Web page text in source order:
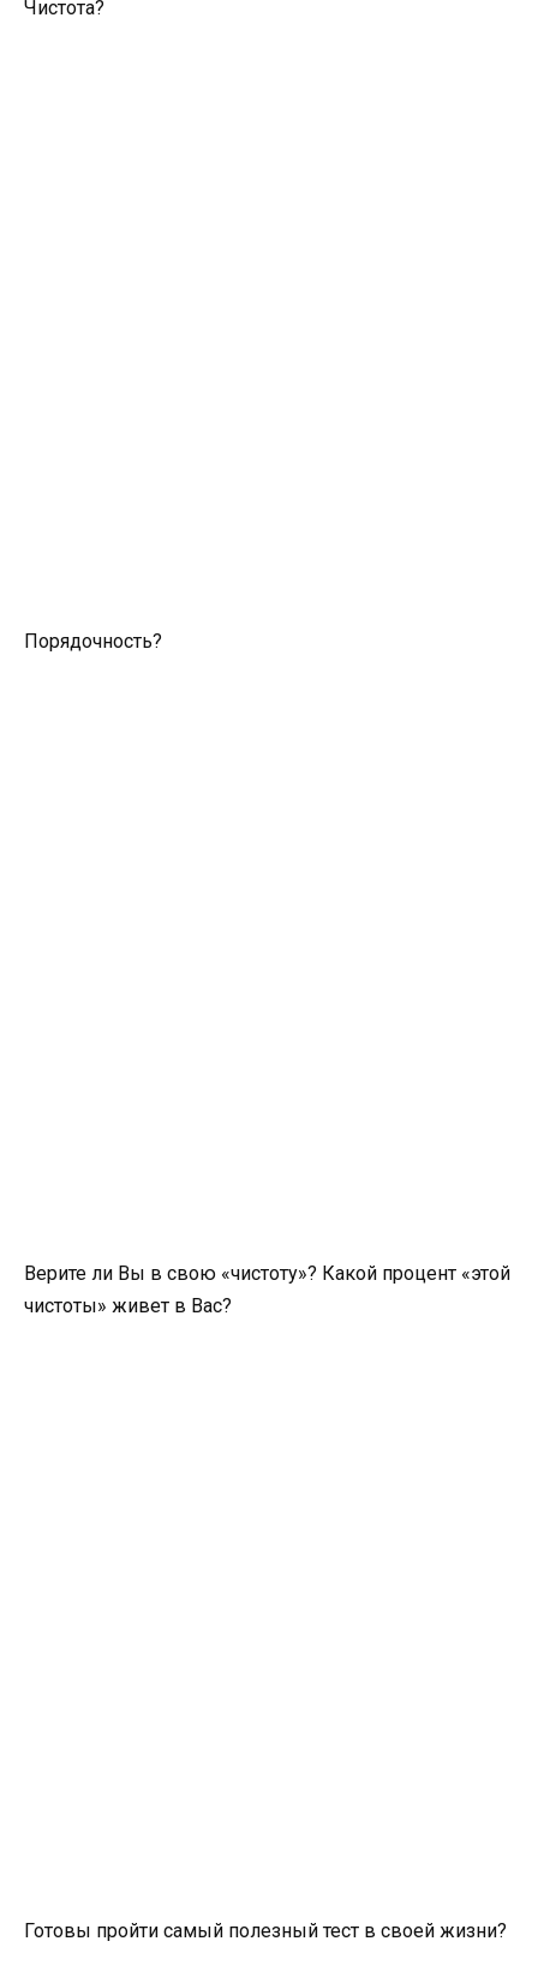
Чистота?
Порядочность?
Верите ли Вы в свою «чистоту»? Какой процент «этой
чистоты» живет в Вас?
Готовы пройти самый полезный тест в своей жизни?